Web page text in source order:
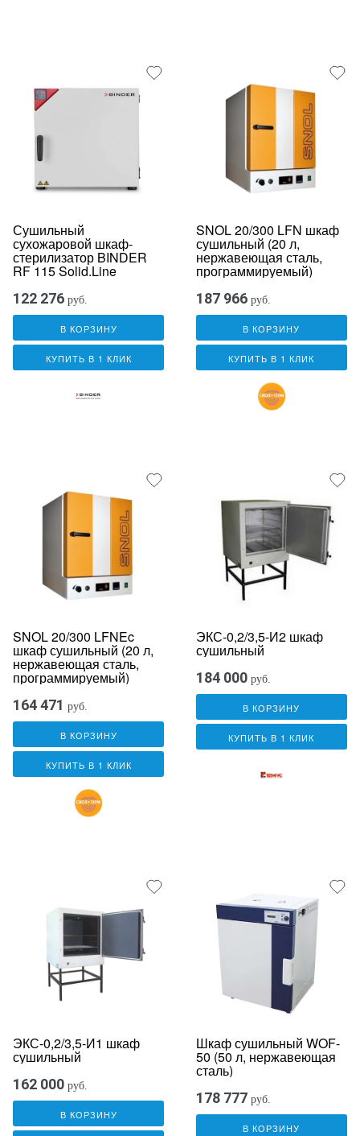
Сушильный
сухожаровой шкаф-
стерилизатор BINDER
RF 115 Solid.Line
122 276 руб.
В КОРЗИНУ
КУПИТЬ В 1 КЛИК
SNOL 20/300 LFN шкаф
сушильный (20 л,
нержавеющая сталь,
программируемый)
187 966 руб.
В КОРЗИНУ
КУПИТЬ В 1 КЛИК
SNOL 20/300 LFNEc
шкаф сушильный (20 л,
нержавеющая сталь,
программируемый)
164 471 руб.
В КОРЗИНУ
КУПИТЬ В 1 КЛИК
ЭКС-0,2/3,5-И2 шкаф
сушильный
184 000 руб.
В КОРЗИНУ
КУПИТЬ В 1 КЛИК
ЭКС-0,2/3,5-И1 шкаф
сушильный
162 000 руб.
В КОРЗИНУ
Шкаф сушильный WOF-
50 (50 л, нержавеющая
сталь)
178 777 руб.
В КОРЗИНУ